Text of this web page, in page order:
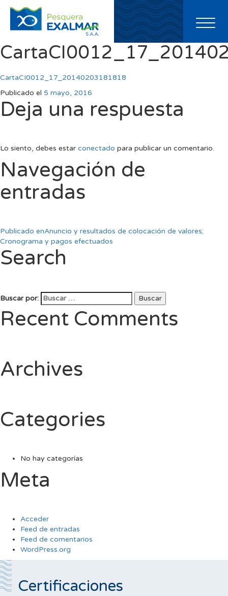
Toggle
CartaCI0012_17_20140203181818
Publicado el 5 mayo, 2016
Deja una respuesta
Lo siento, debes estar conectado para publicar un comentario.
Navegación de
entradas
Publicado enAnuncio y resultados de colocación de valores;
Cronograma y pagos efectuados
Search
Buscar por: Buscar
Recent Comments
Archives
Categories
No hay categorías
Meta
Acceder
Feed de entradas
Feed de comentarios
WordPress.org
Certificaciones